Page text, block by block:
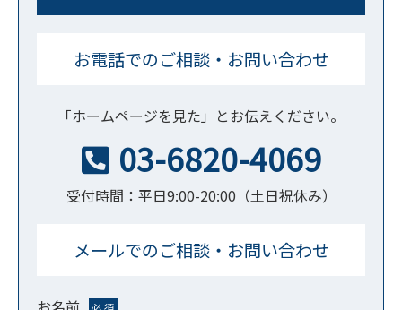
お電話でのご相談・お問い合わせ
「ホームページを見た」とお伝えください。
03-6820-4069
受付時間：平日9:00-20:00（土日祝休み）
メールでのご相談・お問い合わせ